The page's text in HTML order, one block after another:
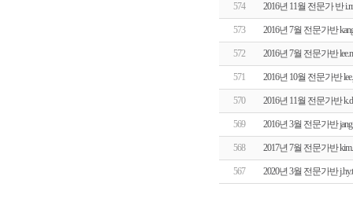
574 2016년 11월 전문가 반
573 2016년 7월 전문가반
572 2016년 7월 전문가반
571 2016년 10월 전문가반
570 2016년 11월 전문가반
569 2016년 3월 전문가반
568 2017년 7월 전문가반
567 2020년 3월 전문가반